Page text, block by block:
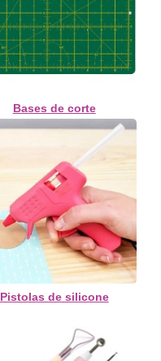
Bases de corte
Pistolas de silicone